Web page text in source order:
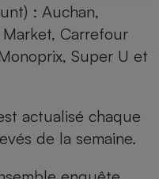
: Auchan,
Carrefour
Super U et
actualisé chaque
de la semaine.